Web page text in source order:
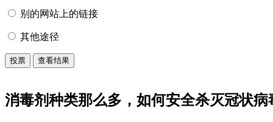
别的网站上的链接
其他途径
消毒剂种类那么多，如何安全杀灭冠状病